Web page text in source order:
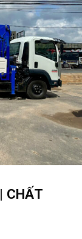
CHẤT